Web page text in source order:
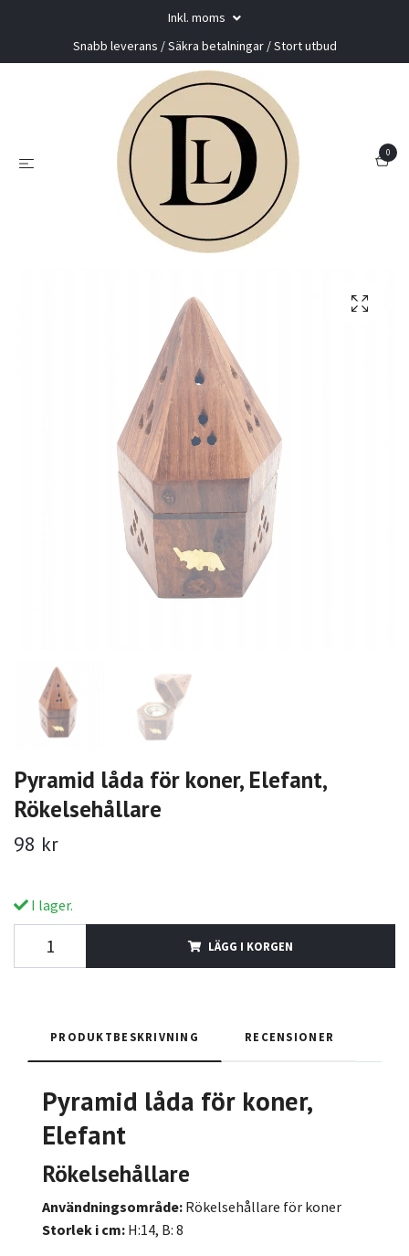
Inkl. moms
Snabb leverans / Säkra betalningar / Stort utbud
0
Pyramid låda för koner, Elefant,
Rökelsehållare
98 kr
I lager.
LÄGG I KORGEN
PRODUKTBESKRIVNING RECENSIONER
Pyramid låda för koner,
Elefant
Rökelsehållare
Användningsområde: Rökelsehållare för koner
Storlek i cm: H:14, B: 8